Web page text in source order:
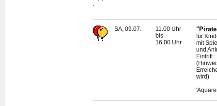
.
SA, 09.07.
11.00 Uhr
bis
16.00 Uhr
für
mit
und
Eintritt
wird)